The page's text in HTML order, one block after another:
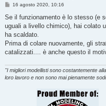
M
s
a
g
i
o
16 agosto 2020, 10:16
Se il funzionamento è lo stesso (e
uguali a livello chimico), hai colato
ha scaldato.
Prima di colare nuovamente, gli
catalizzati.... è anche questo il
"I migliori modellisti sono costantemente
loro lavoro e non sono mai pienamente